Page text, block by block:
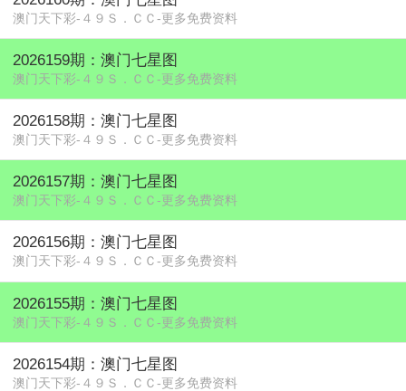
澳门天下彩-４９Ｓ．ＣＣ-更多免费资料
2026159期：澳门七星图
澳门天下彩-４９Ｓ．ＣＣ-更多免费资料
2026158期：澳门七星图
澳门天下彩-４９Ｓ．ＣＣ-更多免费资料
2026157期：澳门七星图
澳门天下彩-４９Ｓ．ＣＣ-更多免费资料
2026156期：澳门七星图
澳门天下彩-４９Ｓ．ＣＣ-更多免费资料
2026155期：澳门七星图
澳门天下彩-４９Ｓ．ＣＣ-更多免费资料
2026154期：澳门七星图
澳门天下彩-４９Ｓ．ＣＣ-更多免费资料